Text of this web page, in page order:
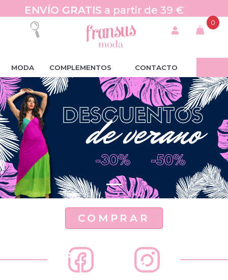
ENVÍO GRATIS a partir de 39 €
0
MODA COMPLEMENTOS CONTACTO
COMPRAR